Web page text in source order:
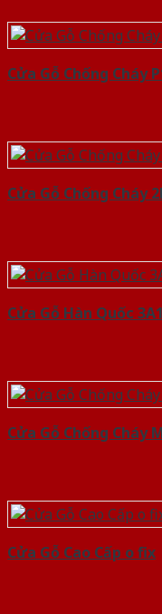
Cửa Gỗ Chống Cháy
Cửa Gỗ Chống Cháy
Cửa Gỗ Hàn Quốc 3A1
Cửa Gỗ Chống Cháy
Cửa Gỗ Cao Cấp o fix